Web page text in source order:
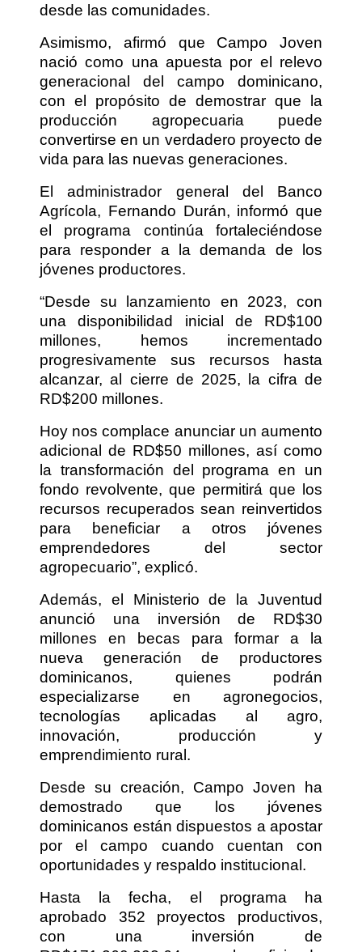
desde las comunidades.
Asimismo, afirmó que Campo Joven
nació como una apuesta por el relevo
generacional del campo dominicano,
con el propósito de demostrar que la
producción agropecuaria puede
convertirse en un verdadero proyecto de
vida para las nuevas generaciones.
El administrador general del Banco
Agrícola, Fernando Durán, informó que
el programa continúa fortaleciéndose
para responder a la demanda de los
jóvenes productores.
“Desde su lanzamiento en 2023, con
una disponibilidad inicial de RD$100
millones, hemos incrementado
progresivamente sus recursos hasta
alcanzar, al cierre de 2025, la cifra de
RD$200 millones.
Hoy nos complace anunciar un aumento
adicional de RD$50 millones, así como
la transformación del programa en un
fondo revolvente, que permitirá que los
recursos recuperados sean reinvertidos
para beneficiar a otros jóvenes
emprendedores del sector
agropecuario”, explicó.
Además, el Ministerio de la Juventud
anunció una inversión de RD$30
millones en becas para formar a la
nueva generación de productores
dominicanos, quienes podrán
especializarse en agronegocios,
tecnologías aplicadas al agro,
innovación, producción y
emprendimiento rural.
Desde su creación, Campo Joven ha
demostrado que los jóvenes
dominicanos están dispuestos a apostar
por el campo cuando cuentan con
oportunidades y respaldo institucional.
Hasta la fecha, el programa ha
aprobado 352 proyectos productivos,
con una inversión de